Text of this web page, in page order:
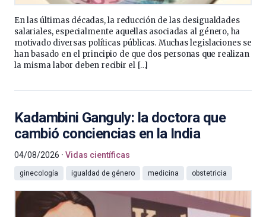
En las últimas décadas, la reducción de las desigualdades
salariales, especialmente aquellas asociadas al género, ha
motivado diversas políticas públicas. Muchas legislaciones se
han basado en el principio de que dos personas que realizan
la misma labor deben recibir el […]
Kadambini Ganguly: la doctora que
cambió conciencias en la India
04/08/2026 Vidas científicas
ginecología igualdad de género medicina obstetricia